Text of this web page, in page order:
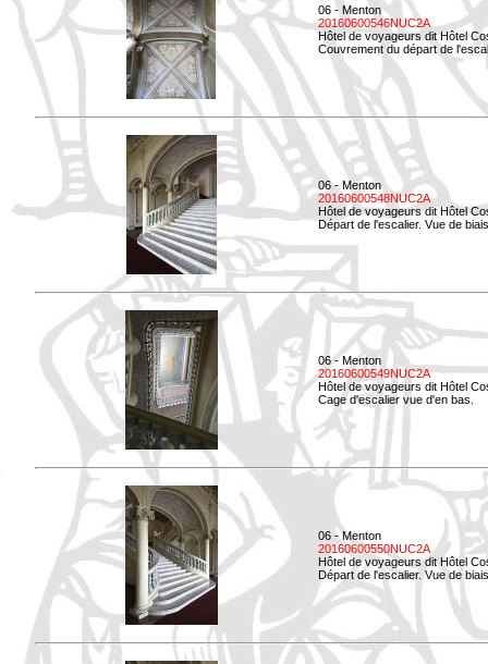
06 - Menton
20160600546NUC2A
Hôtel de voyageurs dit Hôtel
Couvrement du départ de
06 - Menton
20160600548NUC2A
Hôtel de voyageurs dit Hôtel
Départ de l'escalier. Vue de
06 - Menton
20160600549NUC2A
Hôtel de voyageurs dit Hôtel
Cage d'escalier vue d'en bas.
06 - Menton
20160600550NUC2A
Hôtel de voyageurs dit Hôtel
Départ de l'escalier. Vue de